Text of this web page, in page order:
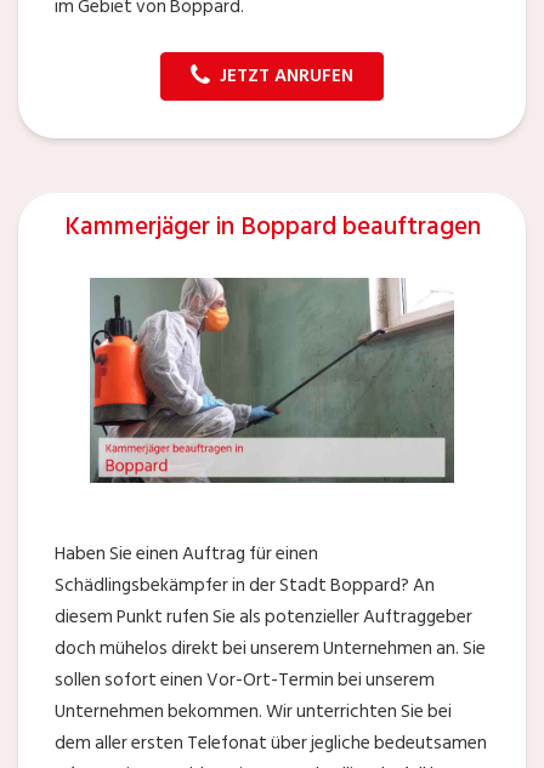
im Gebiet von Boppard.
JETZT ANRUFEN
Kammerjäger in Boppard beauftragen
Haben Sie einen Auftrag für einen
Schädlingsbekämpfer in der Stadt Boppard? An
diesem Punkt rufen Sie als potenzieller Auftraggeber
doch mühelos direkt bei unserem Unternehmen an. Sie
sollen sofort einen Vor-Ort-Termin bei unserem
Unternehmen bekommen. Wir unterrichten Sie bei
dem aller ersten Telefonat über jegliche bedeutsamen